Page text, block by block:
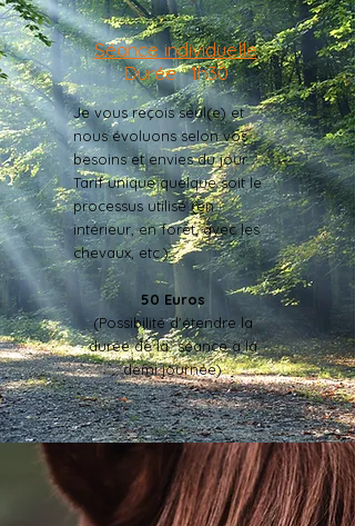
Séance individuelle
Durée : 1h30
Je vous reçois seul(e) et
nous évoluons selon vos
besoins et envies du jour.
Tarif unique quelque soit le
processus utilisé (en
intérieur, en forêt, avec les
chevaux, etc.).
50 Euros
(Possibilité d'étendre la
durée de la séance à la
demi journée)